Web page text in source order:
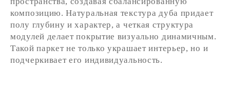
композицию. Натуральная текстура дуба придает
полу глубину и характер, а четкая структура
модулей делает покрытие визуально динамичным.
Такой паркет не только украшает интерьер, но и
подчеркивает его индивидуальность.